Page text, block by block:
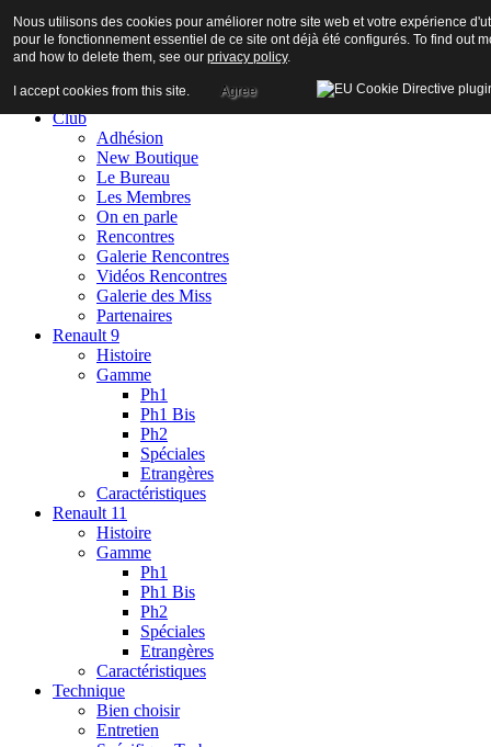
Accueil
Club
Adhésion
New Boutique
Le Bureau
Les Membres
On en parle
Rencontres
Galerie Rencontres
Vidéos Rencontres
Galerie des Miss
Partenaires
Renault 9
Histoire
Gamme
Ph1
Ph1 Bis
Ph2
Spéciales
Etrangères
Caractéristiques
Renault 11
Histoire
Gamme
Ph1
Ph1 Bis
Ph2
Spéciales
Etrangères
Caractéristiques
Technique
Bien choisir
Entretien
Nous utilisons des cookies pour améliorer notre site web et votre expérience
pour le fonctionnement essentiel de ce site ont déjà été configurés. To find out
and how to delete them, see our privacy policy.
I accept cookies from this site. Agree